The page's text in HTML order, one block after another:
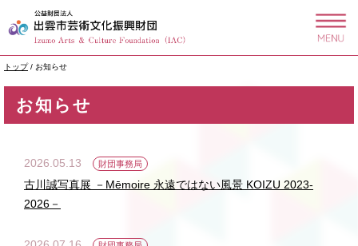
このページの本文へ
現
置：
トップ/ お知らせ
お知らせ
2026.05.13 財団事務局
古川誠写真展 －Mēmoire 永遠ではない風景 KOIZU 2023-
2026－